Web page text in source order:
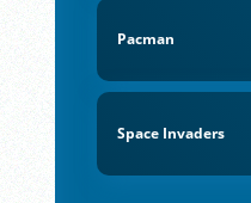
Pacman
Space Invaders